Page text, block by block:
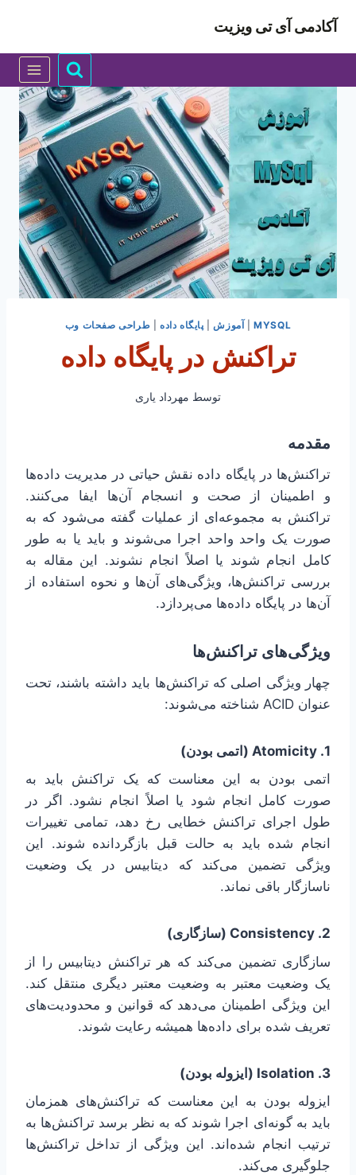
محتوا
آکادمی آی تی ویزیت
MYSQL
| آموزش|پایگاه داده| طراحی صفحات وب
تراکنش در پایگاه داده
توسط مهرداد یاری
مقدمه
تراکنش‌ها در پایگاه داده نقش حیاتی در مدیریت داده‌ها
و اطمینان از صحت و انسجام آن‌ها ایفا می‌کنند.
تراکنش به مجموعه‌ای از عملیات گفته می‌شود که به
صورت یک واحد واحد اجرا می‌شوند و باید یا به طور
کامل انجام شوند یا اصلاً انجام نشوند. این مقاله به
بررسی تراکنش‌ها، ویژگی‌های آن‌ها و نحوه استفاده از
آن‌ها در پایگاه داده‌ها می‌پردازد.
ویژگی‌های تراکنش‌ها
چهار ویژگی اصلی که تراکنش‌ها باید داشته باشند، تحت
عنوان ACID شناخته می‌شوند:
1. Atomicity (اتمی بودن)
اتمی بودن به این معناست که یک تراکنش باید به
صورت کامل انجام شود یا اصلاً انجام نشود. اگر در
طول اجرای تراکنش خطایی رخ دهد، تمامی تغییرات
انجام شده باید به حالت قبل بازگردانده شوند. این
ویژگی تضمین می‌کند که دیتابیس در یک وضعیت
ناسازگار باقی نماند.
2. Consistency (سازگاری)
سازگاری تضمین می‌کند که هر تراکنش دیتابیس را از
یک وضعیت معتبر به وضعیت معتبر دیگری منتقل کند.
این ویژگی اطمینان می‌دهد که قوانین و محدودیت‌های
تعریف شده برای داده‌ها همیشه رعایت شوند.
3. Isolation (ایزوله بودن)
ایزوله بودن به این معناست که تراکنش‌های همزمان
باید به گونه‌ای اجرا شوند که به نظر برسد تراکنش‌ها به
ترتیب انجام شده‌اند. این ویژگی از تداخل تراکنش‌ها
جلوگیری می‌کند.